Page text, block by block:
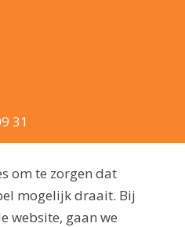
31
Maar nemen je
om te zorgen dat
mogelijk draait. Bij
website, gaan we